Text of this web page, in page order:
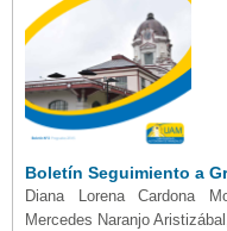
Boletín Seguimiento a
Diana Lorena Cardona
Mercedes Naranjo